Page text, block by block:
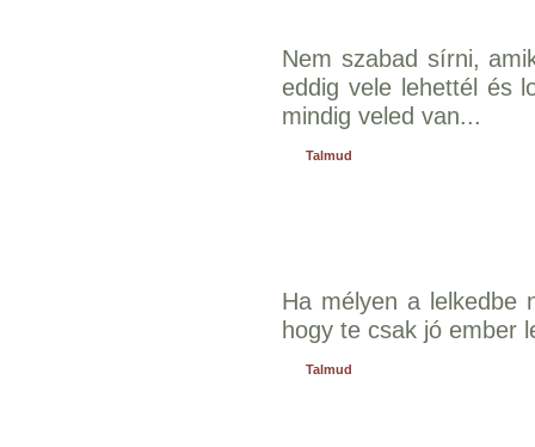
Nem szabad sírni,
eddig vele lehettél és
mindig veled van...
Talmud
Ha mélyen a lelkedbe
hogy te csak jó ember
Talmud